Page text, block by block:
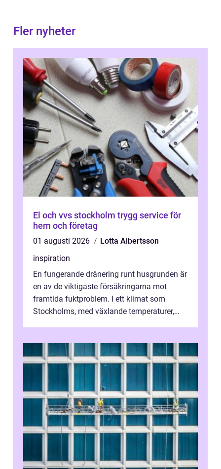
Fler nyheter
El och vvs stockholm trygg service för
hem och företag
01 augusti 2026
Lotta Albertsson
inspiration
En fungerande dränering runt husgrunden är
en av de viktigaste försäkringarna mot
framtida fuktproblem. I ett klimat som
Stockholms, med växlande temperaturer,